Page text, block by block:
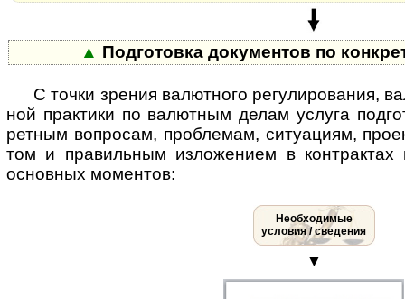
▲ Подготовка документов по
С точки зрения валютного регулирования,
ной прак­тики по валют­ным делам услуга
рет­ным воп­ро­сам, проб­лемам, ситу­ациям,
том и прави­льным изложе­нием в
основ­ных моментов:
Необходимые
условия / сведения
▼